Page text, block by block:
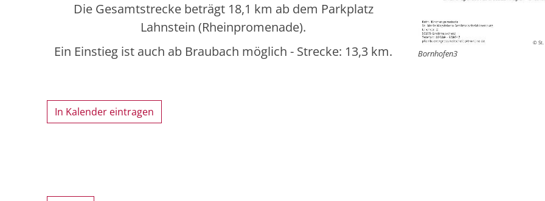
© St.
Bornhofen3
Die Gesamtstrecke beträgt 18,1 km ab dem Parkplatz
Lahnstein (Rheinpromenade).
Ein Einstieg ist auch ab Braubach möglich - Strecke: 13,3 km.
In Kalender eintragen